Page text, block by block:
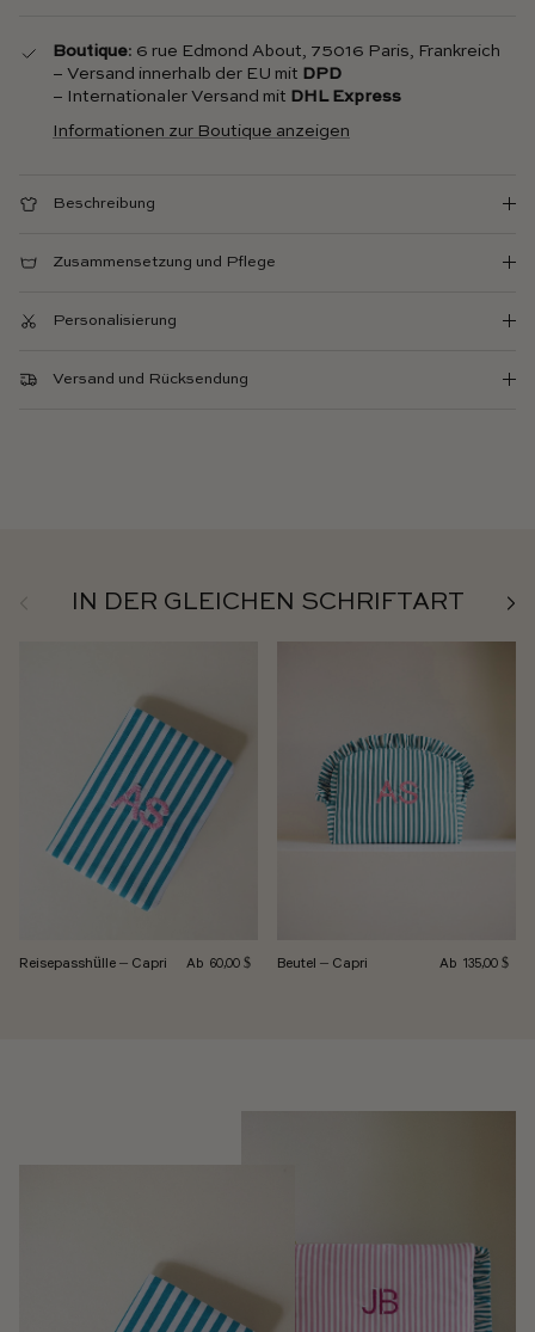
Boutique: 6 rue Edmond About, 75016 Paris, Frankreich
– Versand innerhalb der EU mit DPD
– Internationaler Versand mit DHL Express
Informationen zur Boutique anzeigen
Beschreibung
Zusammensetzung und Pflege
Personalisierung
Versand und Rücksendung
IN DER GLEICHEN SCHRIFTART
Reisepasshülle – Capri Normalpreis
Ab 60,00 $ Beutel – Capri Normalpreis
Ab 135,00 $